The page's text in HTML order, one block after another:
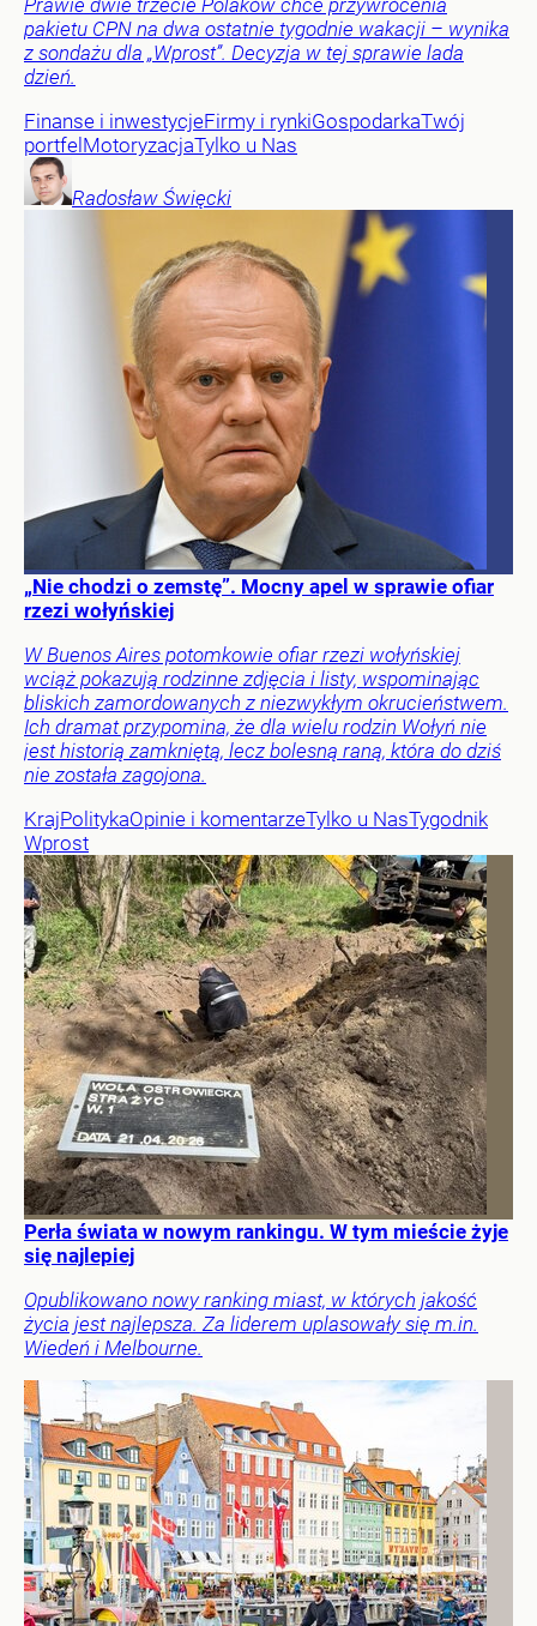
pakietu CPN na dwa ostatnie tygodnie wakacji – wynika
z sondażu dla „Wprost”. Decyzja w tej sprawie lada
dzień.
Finanse i inwestycjeFirmy i rynkiGospodarkaTwój
portfelMotoryzacjaTylko u Nas
Radosław Święcki
„Nie chodzi o zemstę”. Mocny apel w sprawie ofiar
rzezi wołyńskiej
W Buenos Aires potomkowie ofiar rzezi wołyńskiej
wciąż pokazują rodzinne zdjęcia i listy, wspominając
bliskich zamordowanych z niezwykłym okrucieństwem.
Ich dramat przypomina, że dla wielu rodzin Wołyń nie
jest historią zamkniętą, lecz bolesną raną, która do dziś
nie została zagojona.
KrajPolitykaOpinie i komentarzeTylko u NasTygodnik
Wprost
Perła świata w nowym rankingu. W tym mieście żyje
się najlepiej
Opublikowano nowy ranking miast, w których jakość
życia jest najlepsza. Za liderem uplasowały się m.in.
Wiedeń i Melbourne.